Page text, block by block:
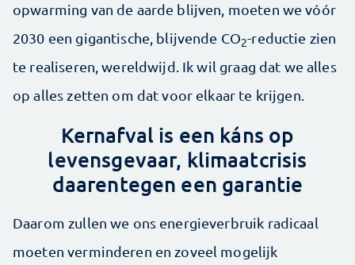
opwarming van de aarde blijven, moeten we vóór
2030 een gigantische, blijvende CO2-­reductie zien
te realiseren, wereldwijd. Ik wil graag dat we alles
op alles zetten om dat voor elkaar te krijgen.
Kernafval is een káns op
levensgevaar, klimaatcrisis
daarentegen een garantie
Daarom zullen we ons energie­verbruik radicaal
moeten verminderen en zoveel mogelijk